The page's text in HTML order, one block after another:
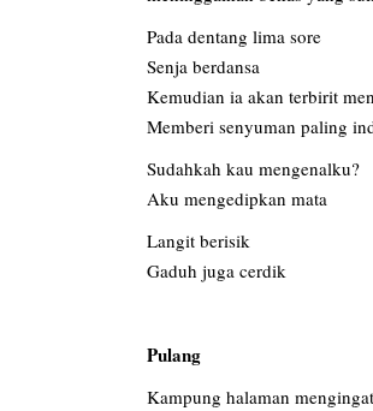
Pada dentang lima sore
Senja berdansa
Kemudian ia akan terbirit
Memberi senyuman paling
Sudahkah kau mengenalku?
Aku mengedipkan mata
Langit berisik
Gaduh juga cerdik
Pulang
Kampung halaman